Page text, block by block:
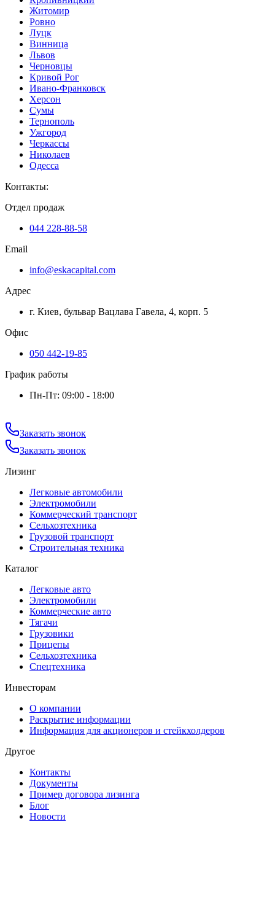
Житомир
Ровно
Луцк
Винница
Львов
Черновцы
Кривой Рог
Ивано-Франковск
Херсон
Сумы
Тернополь
Ужгород
Черкассы
Николаев
Одесса
Контакты:
Отдел продаж
044 228-88-58
Email
info@eskacapital.com
Адрес
г. Киев, бульвар Вацлава Гавела, 4, корп. 5
Офис
050 442-19-85
График работы
Пн-Пт: 09:00 - 18:00
Заказать звонок
Заказать звонок
Лизинг
Легковые автомобили
Электромобили
Коммерческий транспорт
Сельхозтехника
Грузовой транспорт
Строительная техника
Каталог
Легковые авто
Электромобили
Коммерческие авто
Тягачи
Грузовики
Прицепы
Сельхозтехника
Спецтехника
Инвесторам
О компании
Раскрытие информации
Информация для акционеров и стейкхолдеров
Другое
Контакты
Документы
Пример договора лизинга
Блог
Новости